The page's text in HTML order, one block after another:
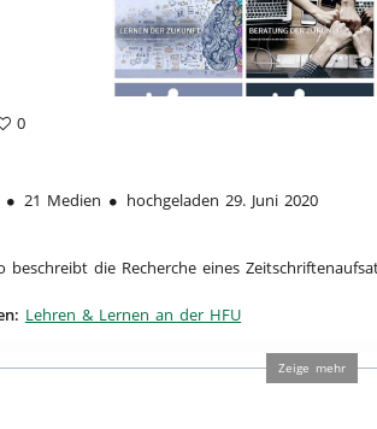
0
21 Medien hochgeladen 29. Juni 2020
beschreibt die Recherche eines
Lehren & Lernen an der HFU
Zeige mehr